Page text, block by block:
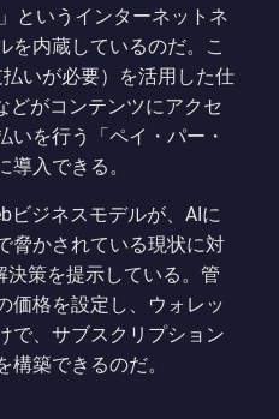
というインターネットネ
を内蔵しているのだ。こ
いが必要）を活用した仕
どがコンテンツにアクセ
いを行う「ペイ・パー・
入できる。
ビジネスモデルが、AIに
脅かされている現状に対
決策を提示している。管
価格を設定し、ウォレッ
で、サブスクリプション
築できるのだ。